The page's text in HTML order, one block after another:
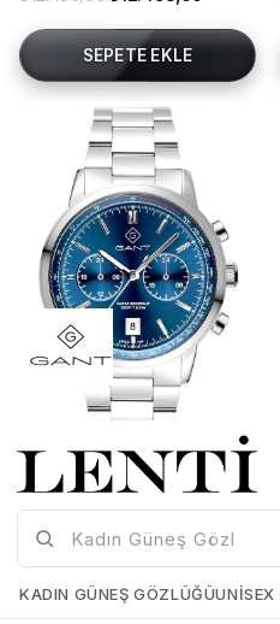
SEPETE EKLE
Gant G196002 Erkek Kol Saati
Gant-G196002
₺13.298,00
₺13.299,00
KADIN GÜNEŞ GÖZLÜĞÜUNISEX